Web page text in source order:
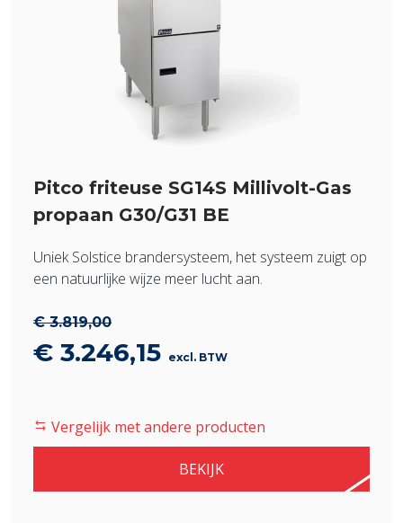
Pitco friteuse SG14S Millivolt-Gas
propaan G30/G31 BE
Uniek Solstice brandersysteem, het systeem zuigt op
een natuurlijke wijze meer lucht aan.
€3.819,00
Oorspronkelijke
was:
€ 3.246,15Huidige
is:
€ 3.246,15.
excl. BTW
Vergelijk met andere producten
BEKIJK